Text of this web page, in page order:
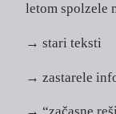
letom spolzele
→ stari teksti
→ zastarele